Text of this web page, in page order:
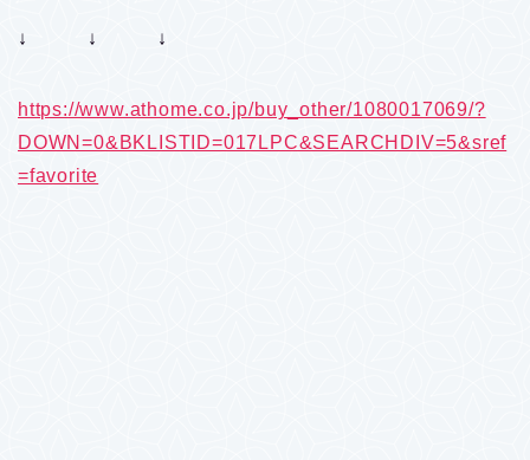
↓ ↓ ↓
https://www.athome.co.jp/buy_other/1080017069/?
DOWN=0&BKLISTID=017LPC&SEARCHDIV=5&sref
=favorite